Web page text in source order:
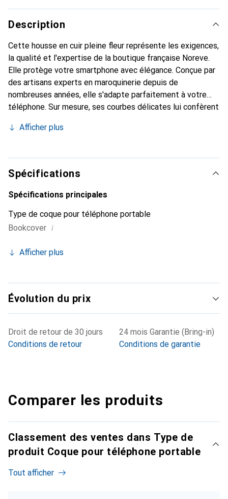
Description
Cette housse en cuir pleine fleur représente les exigences,
la qualité et l'expertise de la boutique française Noreve.
Elle protège votre smartphone avec élégance. Conçue par
des artisans experts en maroquinerie depuis de
nombreuses années, elle s'adapte parfaitement à votre
téléphone. Sur mesure, ses courbes délicates lui confèrent
et indispensable pour votre smartphone. Reconnaître
marque Noreve est un choix sûr pour une clientèle
exigeante.
Afficher plus
Spécifications
Spécifications principales
Type de coque pour téléphone portable
Bookcover i
Afficher plus
Évolution du prix
Droit de retour de 30 jours
Conditions de retour
24 mois Garantie (Bring-in)
Conditions de garantie
Comparer les produits
Classement des ventes dans Type de
produit Coque pour téléphone portable
Tout afficher